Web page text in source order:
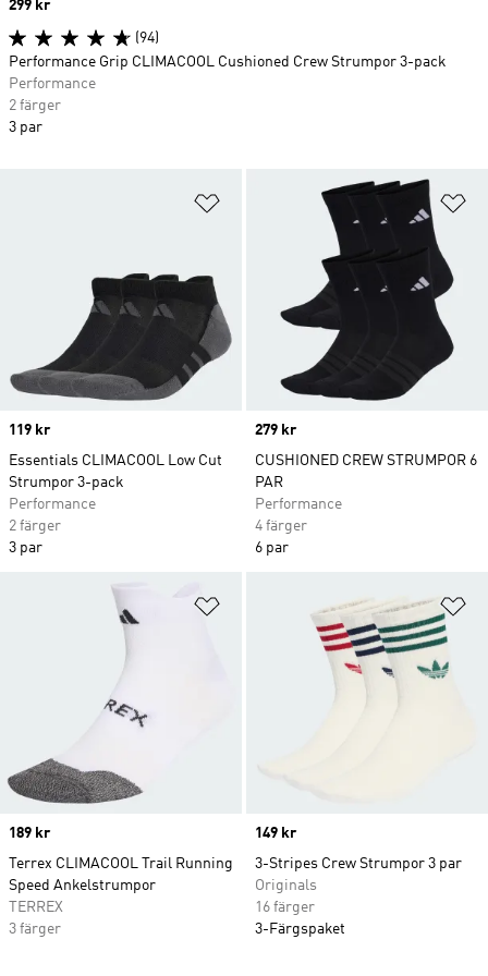
Lägg till på önskelistan
Price
119 kr
Essentials CLIMACOOL Low Cut
Strumpor 3-pack
Performance
2 färger
3 par
Price
279 kr
CUSHIONED CREW STRUMPOR 6
PAR
Performance
4 färger
6 par
Lägg till på önskelistan
Price
189 kr
Terrex CLIMACOOL Trail Running
Speed Ankelstrumpor
TERREX
3 färger
Price
149 kr
3-Stripes Crew Strumpor 3 par
Originals
16 färger
3-Färgspaket
Price
299 kr
(94)
Performance Grip CLIMACOOL Cushioned Crew Strumpor 3-pack
Performance
2 färger
3 par